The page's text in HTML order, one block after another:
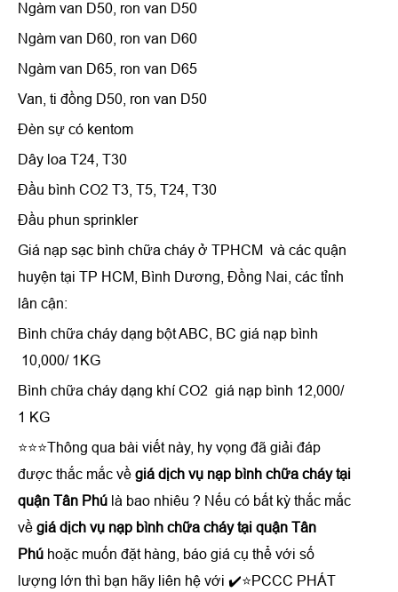
Ngàm van D50, ron van D50
Ngàm van D60, ron van D60
Ngàm van D65, ron van D65
Van, ti đồng D50, ron van D50
Đèn sự có kentom
Dây loa T24, T30
Đầu bình CO2 T3, T5, T24, T30
Đầu phun sprinkler
Giá nạp sạc bình chữa cháy ở TPHCM và các quận
huyện tại TP HCM, Bình Dương, Đồng Nai, các tỉnh
lân cận:
Bình chữa cháy dạng bột ABC, BC giá nạp bình
10,000/ 1KG
Bình chữa cháy dạng khí CO2 giá nạp bình 12,000/
1 KG
⭐⭐⭐Thông qua bài viết này, hy vọng đã giải đáp
được thắc mắc về giá dịch vụ nạp bình chữa cháy tại
quận Tân Phú là bao nhiêu ? Nếu có bất kỳ thắc mắc
về giá dịch vụ nạp bình chữa cháy tại quận Tân
Phú hoặc muốn đặt hàng, báo giá cụ thể với số
lượng lớn thì bạn hãy liên hệ với ✔️⭐PCCC PHÁT